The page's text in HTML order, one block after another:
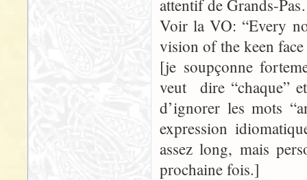
attentif de Grands-
Voir la VO: “Every
vision of the keen
[je soupçonne
veut dire “chaque”
d’ignorer les mots
expression
assez long, mais
prochaine fois.]